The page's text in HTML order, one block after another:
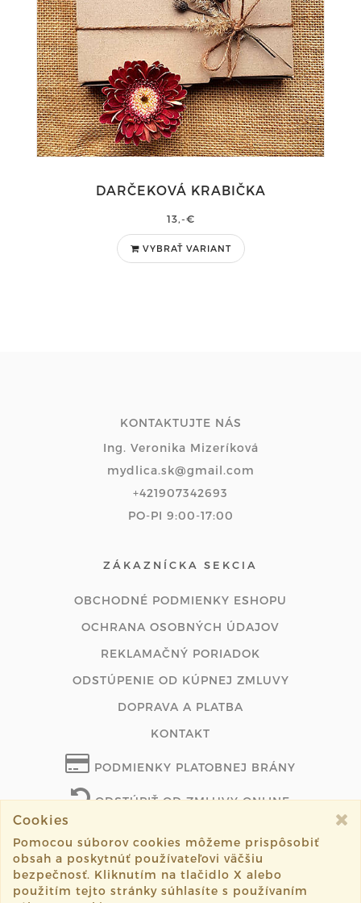
DARČEKOVÁ KRABIČKA
13,-€
VYBRAŤ VARIANT
KONTAKTUJTE NÁS
Ing. Veronika Mizeríková
mydlica.sk@gmail.com
+421907342693
PO-PI 9:00-17:00
ZÁKAZNÍCKA SEKCIA
OBCHODNÉ PODMIENKY ESHOPU
OCHRANA OSOBNÝCH ÚDAJOV
REKLAMAČNÝ PORIADOK
ODSTÚPENIE OD KÚPNEJ ZMLUVY
DOPRAVA A PLATBA
KONTAKT
PODMIENKY PLATOBNEJ BRÁNY
ODSTÚPIŤ OD ZMLUVY ONLINE
©2026 mydlica.sk všetky práva vyhradené.
Vytvorené systémomsashe.sk
Cookies
Pomocou súborov cookies môžeme prispôsobiť
obsah a poskytnúť používateľovi väčšiu
bezpečnosť. Kliknutím na tlačidlo X alebo
použitím tejto stránky súhlasíte s používaním